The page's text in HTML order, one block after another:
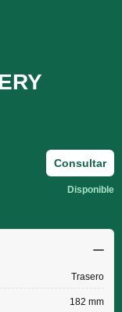
Disponible
Consultar
Trasero
182 mm